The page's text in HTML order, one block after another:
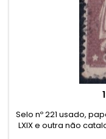
Selo nº 221 usado,
LXIX e outra não